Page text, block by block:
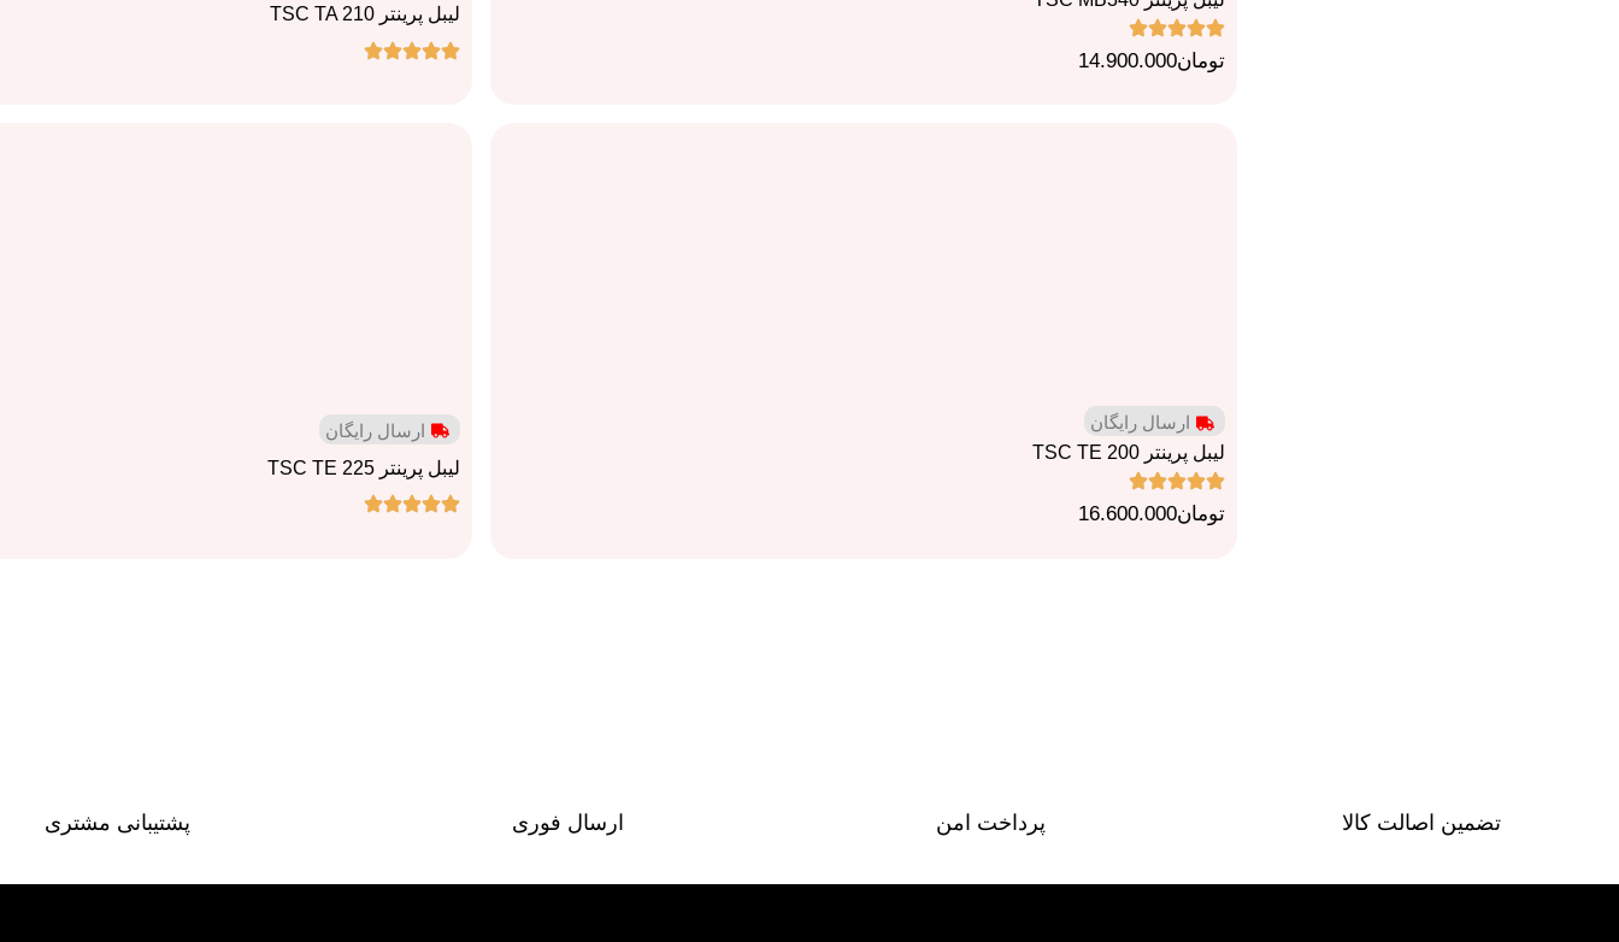
تومان14.900.000
لیبل پرینتر TSC TA 210
ارسال رایگان
لیبل پرینتر TSC TE 200
تومان16.600.000
ارسال رایگان
لیبل پرینتر TSC TE 225
تضمین اصالت کالا پرداخت امن ارسال فوری پشتیبانی مشتری